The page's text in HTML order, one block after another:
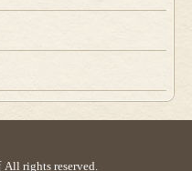
rights reserved.